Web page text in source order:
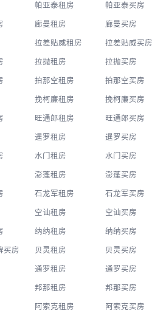
帕亚泰租房 帕亚泰买房
廊曼租房 廊曼买房
拉差贴威租房 拉差贴威买房
拉抛租房 拉抛买房
拍那空租房 拍那空买房
挽柯廉租房 挽柯廉买房
旺通郎租房 旺通郎买房
暹罗租房 暹罗买房
水门租房 水门买房
澎蓬租房 澎蓬买房
石龙军租房 石龙军买房
空讪租房 空讪买房
纳纳租房 纳纳买房
买房 贝灵租房 贝灵买房
通罗租房 通罗买房
邦那租房 邦那买房
阿索克租房 阿索克买房